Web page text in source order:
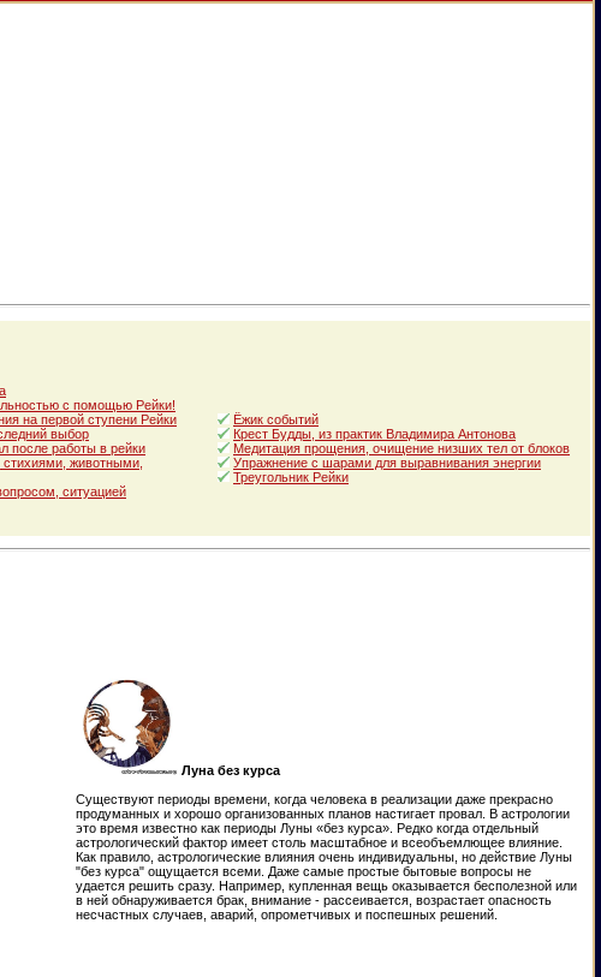
с помощью Рейки!
на первой ступени Рейки
выбор
после работы в рейки
животными,
ситуацией
Ёжик событий
Крест Будды, из практик Владимира Антонова
Медитация прощения, очищение низших тел от блоков
Упражнение с шарами для выравнивания энергии
Треугольник Рейки
Луна без курса
Существуют периоды времени, когда человека в реализации даже прекрасно
продуманных и хорошо организованных планов настигает провал. В астрологии
это время известно как периоды Луны «без курса». Редко когда отдельный
астрологический фактор имеет столь масштабное и всеобъемлющее влияние.
Как правило, астрологические влияния очень индивидуальны, но действие Луны
"без курса" ощущается всеми. Даже самые простые бытовые вопросы не
удается решить сразу. Например, купленная вещь оказывается бесполезной или
в ней обнаруживается брак, внимание - рассеивается, возрастает опасность
несчастных случаев, аварий, опрометчивых и поспешных решений.